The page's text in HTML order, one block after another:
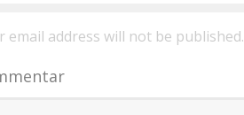
email address will not be published.